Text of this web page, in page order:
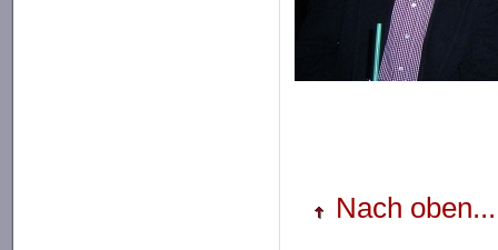
Nach oben...